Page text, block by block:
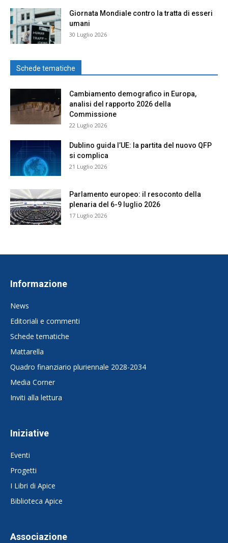
Giornata Mondiale contro la tratta di esseri
umani
30 Luglio 2026
Schede tematiche
Cambiamento demografico in Europa,
analisi del rapporto 2026 della
Commissione
22 Luglio 2026
Dublino guida l’UE: la partita del nuovo QFP
si complica
21 Luglio 2026
Parlamento europeo: il resoconto della
plenaria del 6-9 luglio 2026
17 Luglio 2026
Informazione
News
Editoriali e commenti
Schede tematiche
Mattarella
Quadro finanziario pluriennale 2028-2034
Media Corner
Inviti alla lettura
Iniziative
Eventi
Progetti
I Libri di Apice
Biblioteca Apice
Associazione